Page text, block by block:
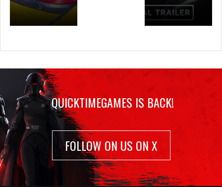
QUICKTIMEGAMES IS BACK!
FOLLOW ON US ON X